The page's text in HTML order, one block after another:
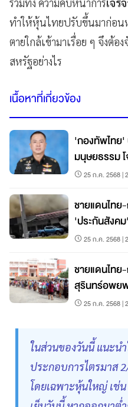
ทำให้หุ้นไทยปรับขึ้นมาก่อ
ตายใกล้เข้ามาเรื่อย ๆ จึงต้อ
สหรัฐอย่างไร
เนื้อหาที่เกี่ยวข้อง
'กองทัพไทย'
มนุษยธรรม
25 ก.ค. 2568 |
ชายแดนไทย
'ประกันสังคม
25 ก.ค. 2568 |
ชายแดนไทย
สุรินทร์อพย
25 ก.ค. 2568 |
ในส่วนของวันนี้ แนะน
ประกอบการไตรมาส
โดยเฉพาะหุ้นใหญ่ เช่น